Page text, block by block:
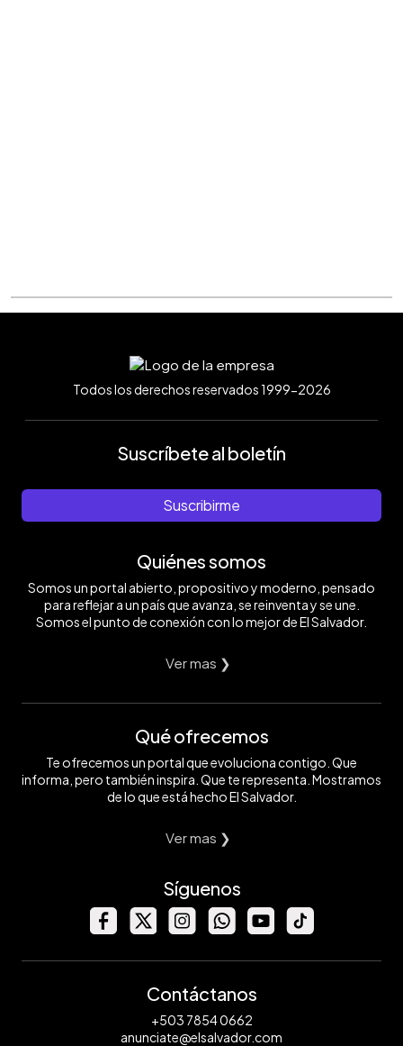
Todos los derechos reservados 1999-2026
Suscríbete al boletín
Suscribirme
Quiénes somos
Somos un portal abierto, propositivo y moderno, pensado
para reflejar a un país que avanza, se reinventa y se une.
Somos el punto de conexión con lo mejor de El Salvador.
Ver mas ❯
Qué ofrecemos
Te ofrecemos un portal que evoluciona contigo. Que
informa, pero también inspira. Que te representa. Mostramos
de lo que está hecho El Salvador.
Ver mas ❯
Síguenos
Contáctanos
+503 7854 0662
anunciate@elsalvador.com